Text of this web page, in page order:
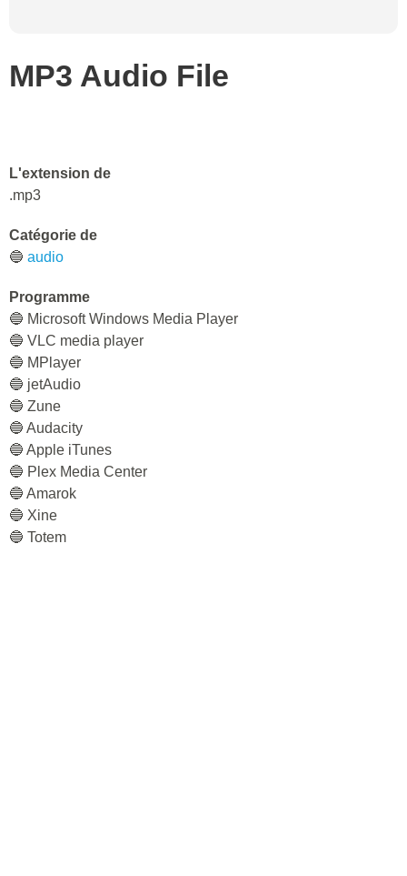
MP3 Audio File
L'extension de
.mp3
Catégorie de
🔵 audio
Programme
🔵 Microsoft Windows Media Player
🔵 VLC media player
🔵 MPlayer
🔵 jetAudio
🔵 Zune
🔵 Audacity
🔵 Apple iTunes
🔵 Plex Media Center
🔵 Amarok
🔵 Xine
🔵 Totem